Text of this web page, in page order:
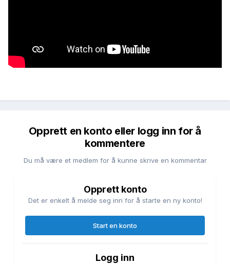
Opprett en konto eller logg inn for å
kommentere
Du må være et medlem for å kunne skrive en kommentar
Opprett konto
Det er enkelt å melde seg inn for å starte en ny konto!
Start en konto
Logg inn